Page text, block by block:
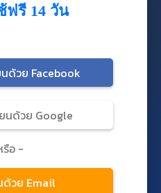
ฟรี 14 วัน